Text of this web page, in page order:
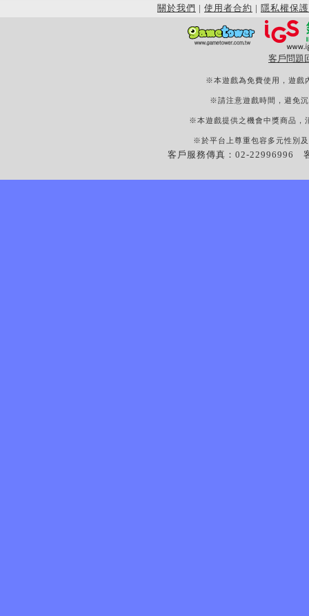
關於我們 | 使用者合約 | 隱私權保護
客戶問題
※本遊戲為免費使用，遊戲
※請注意遊戲時間，避免
※本遊戲提供之機會中獎商品，
※於平台上尊重包容多元性別
客戶服務傳真：02-22996996